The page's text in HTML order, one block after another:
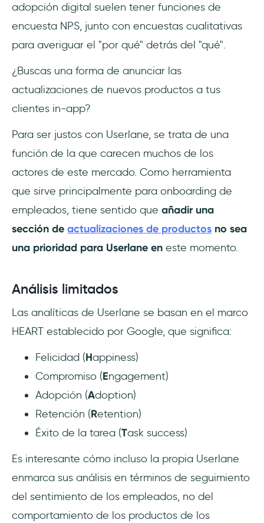
adopción digital suelen tener funciones de
encuesta NPS, junto con encuestas cualitativas
para averiguar el "por qué" detrás del "qué".
¿Buscas una forma de anunciar las
actualizaciones de nuevos productos a tus
clientes in-app?
Para ser justos con Userlane, se trata de una
función de la que carecen muchos de los
actores de este mercado. Como herramienta
que sirve principalmente para onboarding de
empleados, tiene sentido que añadir una
sección de actualizaciones de productos no sea
una prioridad para Userlane en este momento.
Análisis limitados
Las analíticas de Userlane se basan en el marco
HEART establecido por Google, que significa:
Felicidad (Happiness)
Compromiso (Engagement)
Adopción (Adoption)
Retención (Retention)
Éxito de la tarea (Task success)
Es interesante cómo incluso la propia Userlane
enmarca sus análisis en términos de seguimiento
del sentimiento de los empleados, no del
comportamiento de los productos de los